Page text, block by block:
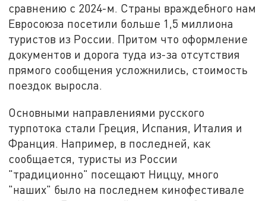
сравнению с 2024-м. Страны враждебного нам
Евросоюза посетили больше 1,5 миллиона
туристов из России. Притом что оформление
документов и дорога туда из-за отсутствия
прямого сообщения усложнились, стоимость
поездок выросла.
Основными направлениями русского
турпотока стали Греция, Испания, Италия и
Франция. Например, в последней, как
сообщается, туристы из России
"традиционно" посещают Ниццу, много
"наших" было на последнем кинофестивале